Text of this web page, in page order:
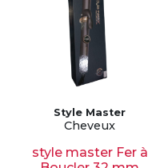
Style Master
Cheveux
style master Fer à